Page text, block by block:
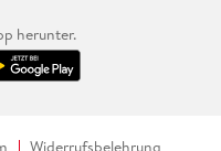
herunter.